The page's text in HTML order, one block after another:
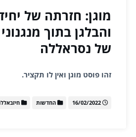
והבלגן בתוך
של נסראללה
זהו פוסט מוגן ואין לו תקציר.
16/02/2022 החדשות